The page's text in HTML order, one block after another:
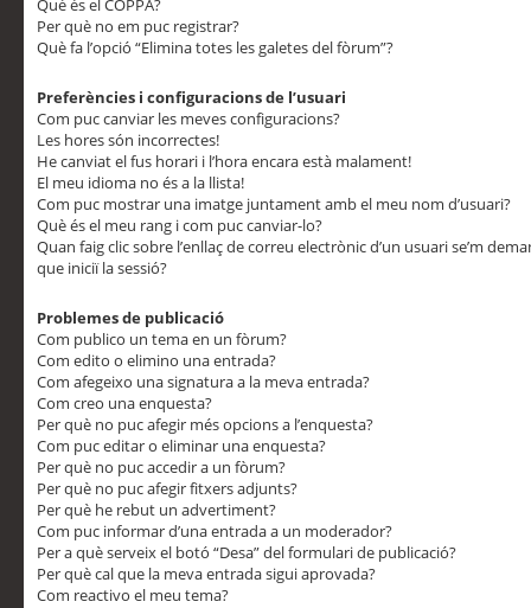
Què és el COPPA?
Per què no em puc registrar?
Què fa l’opció “Elimina totes les galetes del fòrum”?
Preferències i configuracions de l’usuari
Com puc canviar les meves configuracions?
Les hores són incorrectes!
He canviat el fus horari i l’hora encara està malament!
El meu idioma no és a la llista!
Com puc mostrar una imatge juntament amb el meu nom d’usuari?
Què és el meu rang i com puc canviar-lo?
Quan faig clic sobre l’enllaç de correu electrònic d’un usuari se’m
que iniciï la sessió?
Problemes de publicació
Com publico un tema en un fòrum?
Com edito o elimino una entrada?
Com afegeixo una signatura a la meva entrada?
Com creo una enquesta?
Per què no puc afegir més opcions a l’enquesta?
Com puc editar o eliminar una enquesta?
Per què no puc accedir a un fòrum?
Per què no puc afegir fitxers adjunts?
Per què he rebut un advertiment?
Com puc informar d’una entrada a un moderador?
Per a què serveix el botó “Desa” del formulari de publicació?
Per què cal que la meva entrada sigui aprovada?
Com reactivo el meu tema?